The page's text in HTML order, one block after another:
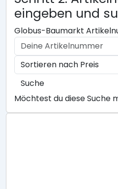
eingeben und
Globus-Baumarkt
Suche
Möchtest du diese Suche